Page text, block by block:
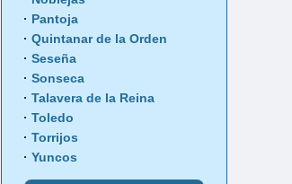
Pantoja
Quintanar de la Orden
Seseña
Sonseca
Talavera de la Reina
Toledo
Torrijos
Yuncos